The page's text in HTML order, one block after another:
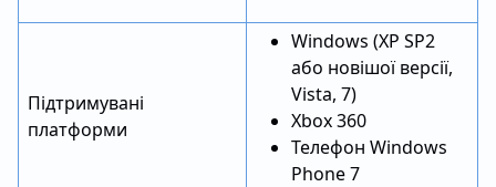
Підтримувані
платформи
Windows (XP SP2
або новішої версії,
Vista, 7)
Xbox 360
Телефон Windows
Phone 7